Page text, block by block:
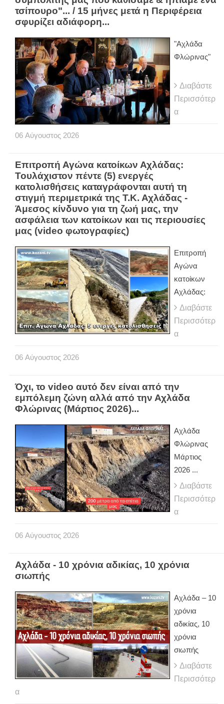
τσίπουρο"... / 15 μήνες μετά η Περιφέρεια
σφυρίζει αδιάφορη...
"Αχλάδα
Φλώρινας"
Διαβάστε
Περισσότερ
α
06 Αύγουστος 2026
Eπιτροπή Αγώνα κατοίκων Αχλάδας:
Τουλάχιστον πέντε (5) ενεργές
κατολισθήσεις καταγράφονται αυτή τη
στιγμή περιμετρικά της Τ.Κ. Αχλάδας -
Άμεσος κίνδυνο για τη ζωή μας, την
ασφάλεια των κατοίκων και τις περιουσίες
μας (video φωτογραφίες)
Eπιτροπή
Αγώνα
κατοίκων
Αχλάδας:
Διαβάστε
Περισσότερ
α
06 Αύγουστος 2026
Όχι, το video αυτό δεν είναι από την
εμπόλεμη ζώνη αλλά από την Αχλάδα
Φλώρινας (Μάρτιος 2026)...
Αχλάδα
Φλώρινας
Μάρτιος
2026 ...
Διαβάστε
Περισσότερ
α
06 Αύγουστος 2026
Αχλάδα - 10 χρόνια αδικίας, 10 χρόνια
σιωπής
Αχλάδα – 10
χρόνια
αδικίας, 10
χρόνια
σιωπής
Διαβάστε
Περισσότερ
α